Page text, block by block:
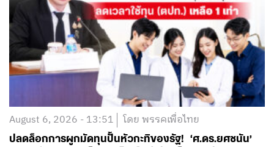
August 6, 2026 - 13:51 โดย พรรคเพื่อไทย
ปลดล็อกการผูกมัดทุนปั้นหัวกะทิของรัฐ! ‘ศ.ดร.ยศชนัน’